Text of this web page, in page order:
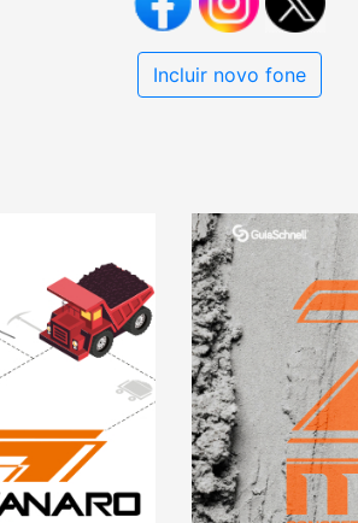
Incluir novo fone